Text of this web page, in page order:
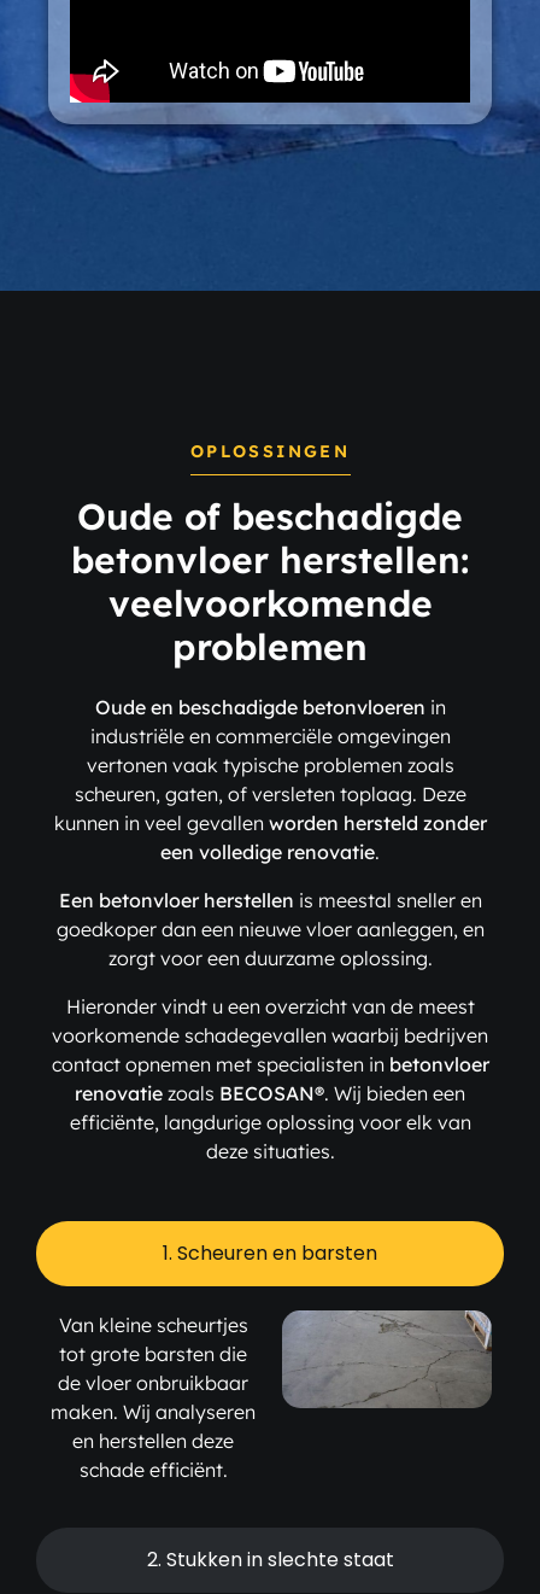
OPLOSSINGEN
Oude of beschadigde
betonvloer herstellen:
veelvoorkomende
problemen
Oude en beschadigde betonvloeren in
industriële en commerciële omgevingen
vertonen vaak typische problemen zoals
scheuren, gaten, of versleten toplaag. Deze
kunnen in veel gevallen worden hersteld zonder
een volledige renovatie.
Een betonvloer herstellen is meestal sneller en
goedkoper dan een nieuwe vloer aanleggen, en
zorgt voor een duurzame oplossing.
Hieronder vindt u een overzicht van de meest
voorkomende schadegevallen waarbij bedrijven
contact opnemen met specialisten in betonvloer
renovatie zoals BECOSAN®. Wij bieden een
efficiënte, langdurige oplossing voor elk van
deze situaties.
1. Scheuren en barsten
2. Stukken in slechte staat
Van kleine scheurtjes
tot grote barsten die
de vloer onbruikbaar
maken. Wij analyseren
en herstellen deze
schade efficiënt.